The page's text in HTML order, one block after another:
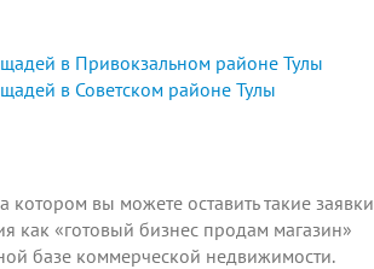
в Привокзальном районе Тулы
в Советском районе Тулы
вы можете оставить такие заявки
как «готовый бизнес продам магазин»
базе коммерческой недвижимости.